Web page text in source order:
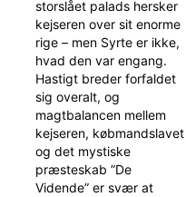
storslået palads hersker
kejseren over sit enorme
rige – men Syrte er ikke,
hvad den var engang.
Hastigt breder forfaldet
sig overalt, og
magtbalancen mellem
kejseren, købmandslavet
og det mystiske
præsteskab ”De
Vidende” er svær at